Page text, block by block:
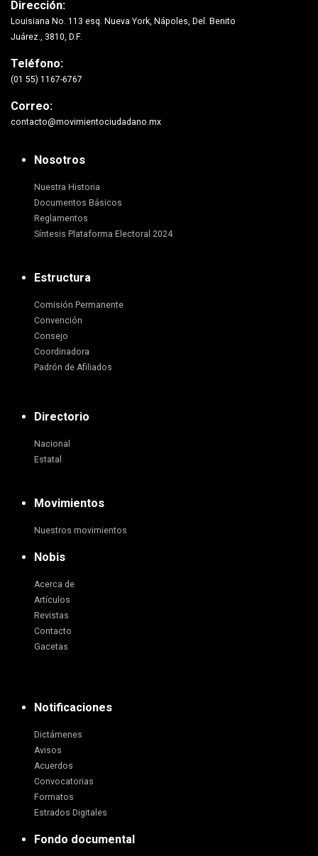
Dirección:
Louisiana No. 113 esq. Nueva York, Nápoles, Del. Benito
Juárez., 3810, D.F.
Teléfono:
(01 55) 1167-6767
Correo:
contacto@movimientociudadano.mx
Nosotros
Nuestra Historia
Documentos Básicos
Reglamentos
Síntesis Plataforma Electoral 2024
Estructura
Comisión Permanente
Convención
Consejo
Coordinadora
Padrón de Afiliados
Directorio
Nacional
Estatal
Movimientos
Nuestros movimientos
Nobis
Acerca de
Artículos
Revistas
Contacto
Gacetas
Notificaciones
Dictámenes
Avisos
Acuerdos
Convocatorias
Formatos
Estrados Digitales
Fondo documental